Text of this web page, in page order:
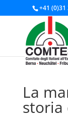
+41 (0)31
La
storia